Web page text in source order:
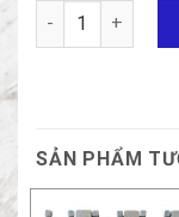
ĐÁ MOSAIC 5 số
SẢN PHẨM